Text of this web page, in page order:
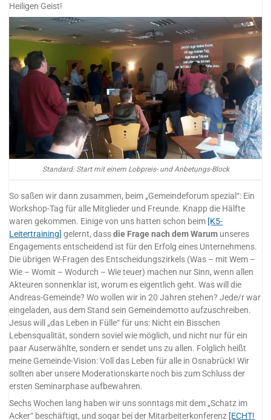
Heiligen Geist!
Standard: Start mit einem Lobpreis- und Anbetungs-Block
So saßen wir dann zusammen, beim „Gemeindeforum spezial“: Ein
Workshop-Tag für alle Mitglieder und Freunde. Knapp die Hälfte
waren gekommen. Einige von uns hatten schon beim [K5-
Leitertraining] gelernt, dassdie Frage nach dem Warum unseres
Engagements entscheidend ist für den Erfolg eines Unternehmens.
Die übrigen W-Fragen des Entscheidungszirkels (Was – mit Wem –
Wie – Womit – Wodurch – Wie teuer) machen nur Sinn, wenn allen
Akteuren sonnenklar ist, worum es eigentlich geht. Was will die
Andreas-Gemeinde? Wo wollen wir in 20 Jahren stehen? Jede/r war
eingeladen, aus dem Stand sein Gemeindemotto aufzuschreiben.
Jesus will „das Leben in Fülle“ für uns: Nicht ein Bisschen
Lebensqualität, sondern soviel wie möglich, und nicht nur für ein
paar Auserwählte, sondern er sendet uns zu allen. Folglich heißt
meine Gemeinde-Vision: Voll das Leben für alle in Osnabrück! Wir
sollten aber unsere Moderationskarte noch bis zum Schluss der
ersten Seminarphase aufbewahren.
Sechs Wochen lang haben wir uns sonntags mit dem „Schatz im
Acker“ beschäftigt, und sogar bei der Mitarbeiterkonferenz [ECHT!